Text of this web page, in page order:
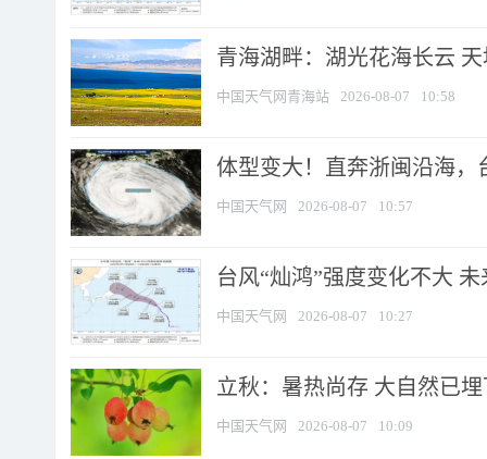
青海湖畔：湖光花海长云
中国天气网青海站 2026-08-07 10:58
体型变大！直奔浙闽沿海，
中国天气网 2026-08-07 10:57
台风“灿鸿”强度变化不大
中国天气网 2026-08-07 10:27
立秋：暑热尚存 大自然已
中国天气网 2026-08-07 10:09